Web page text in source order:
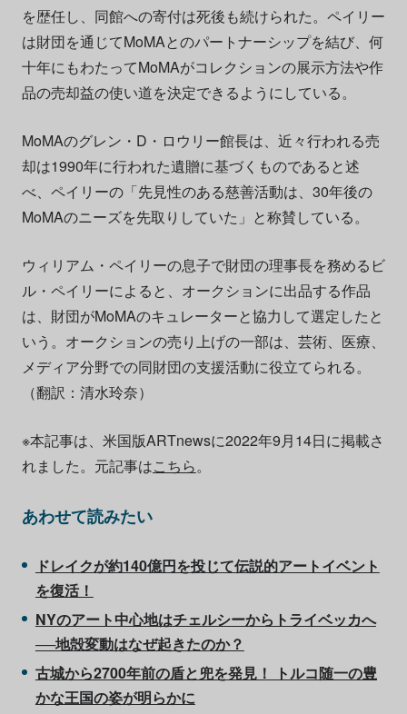
を歴任し、同館への寄付は死後も続けられた。ペイリー
は財団を通じてMoMAとのパートナーシップを結び、何
十年にもわたってMoMAがコレクションの展示方法や作
品の売却益の使い道を決定できるようにしている。
MoMAのグレン・D・ロウリー館長は、近々行われる売
却は1990年に行われた遺贈に基づくものであると述
べ、ペイリーの「先見性のある慈善活動は、30年後の
MoMAのニーズを先取りしていた」と称賛している。
ウィリアム・ペイリーの息子で財団の理事長を務めるビ
ル・ペイリーによると、オークションに出品する作品
は、財団がMoMAのキュレーターと協力して選定したと
いう。オークションの売り上げの一部は、芸術、医療、
メディア分野での同財団の支援活動に役立てられる。
（翻訳：清水玲奈）
※本記事は、米国版ARTnewsに2022年9月14日に掲載さ
れました。元記事はこちら。
あわせて読みたい
ドレイクが約140億円を投じて伝説的アートイベント
を復活！
NYのアート中心地はチェルシーからトライベッカへ
──地殻変動はなぜ起きたのか？
古城から2700年前の盾と兜を発見！ トルコ随一の豊
かな王国の姿が明らかに